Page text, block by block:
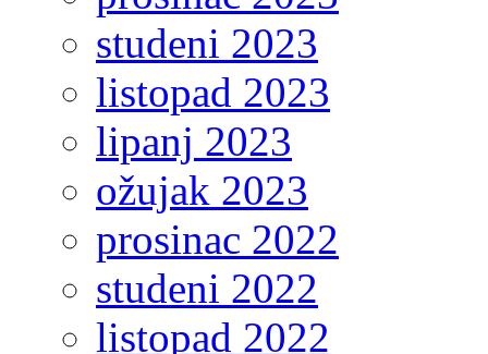
studeni 2023
listopad 2023
lipanj 2023
ožujak 2023
prosinac 2022
studeni 2022
listopad 2022